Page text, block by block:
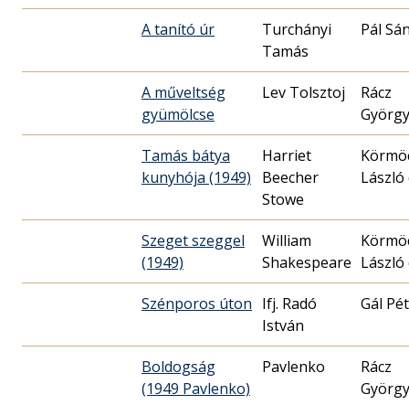
A tanító úr
Turchányi
Tamás
Pál
A műveltség
gyümölcse
Lev Tolsztoj
Rácz
György
Tamás bátya
kunyhója (1949)
Harriet
Beecher
Stowe
László
Szeget szeggel
(1949)
William
Shakespeare László
Szénporos úton Ifj. Radó
István
Gál
Boldogság
(1949 Pavlenko)
Pavlenko
Rácz
György